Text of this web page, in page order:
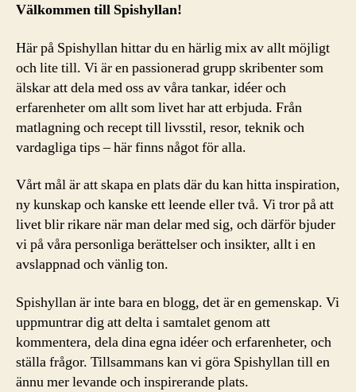
Välkommen till Spishyllan!
Här på Spishyllan hittar du en härlig mix av allt möjligt
och lite till. Vi är en passionerad grupp skribenter som
älskar att dela med oss av våra tankar, idéer och
erfarenheter om allt som livet har att erbjuda. Från
matlagning och recept till livsstil, resor, teknik och
vardagliga tips – här finns något för alla.
Vårt mål är att skapa en plats där du kan hitta inspiration,
ny kunskap och kanske ett leende eller två. Vi tror på att
livet blir rikare när man delar med sig, och därför bjuder
vi på våra personliga berättelser och insikter, allt i en
avslappnad och vänlig ton.
Spishyllan är inte bara en blogg, det är en gemenskap. Vi
uppmuntrar dig att delta i samtalet genom att
kommentera, dela dina egna idéer och erfarenheter, och
ställa frågor. Tillsammans kan vi göra Spishyllan till en
ännu mer levande och inspirerande plats.